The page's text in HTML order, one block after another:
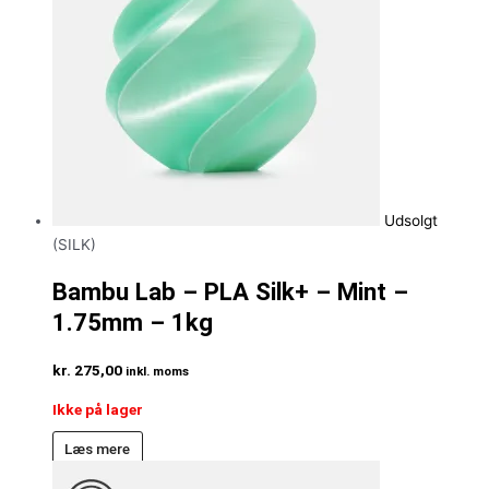
Udsolgt
(SILK)
Bambu Lab – PLA Silk+ – Mint –
1.75mm – 1kg
kr. 275,00 inkl. moms
Ikke på lager
Læs mere